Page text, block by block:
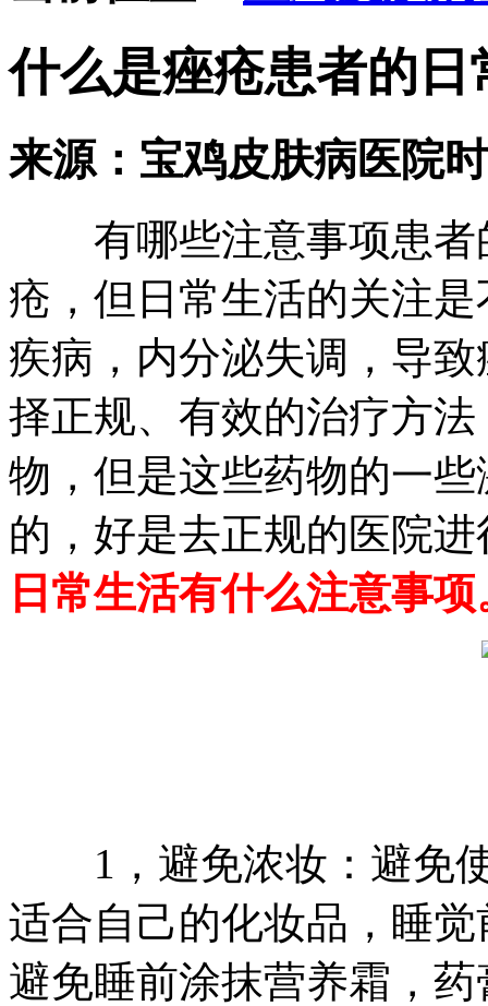
什么是痤疮患者的
来源：宝鸡皮肤病医院
有哪些注意事项患者
疮，但日常生活的关注
疾病，内分泌失调，导
择正规、有效的治疗方
物，但是这些药物的一
的，好是去正规的医院
日常生活有什么注意事项
1，避免浓妆：避免使
适合自己的化妆品，睡
避免睡前涂抹营养霜，